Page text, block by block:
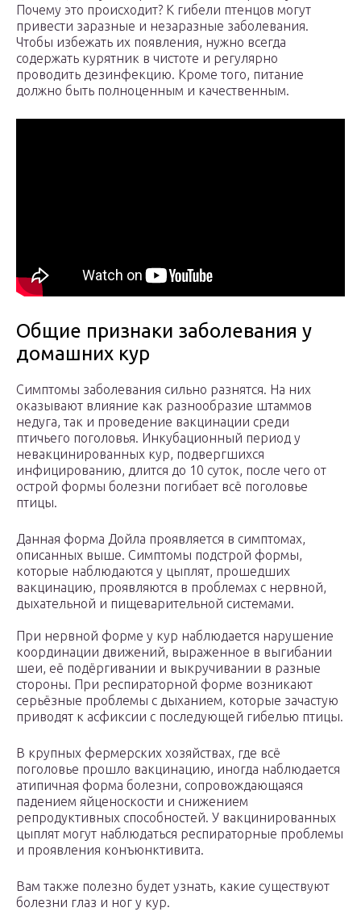
Почему это происходит? К гибели птенцов могут
привести заразные и незаразные заболевания.
Чтобы избежать их появления, нужно всегда
содержать курятник в чистоте и регулярно
проводить дезинфекцию. Кроме того, питание
должно быть полноценным и качественным.
Общие признаки заболевания у
домашних кур
Симптомы заболевания сильно разнятся. На них
оказывают влияние как разнообразие штаммов
недуга, так и проведение вакцинации среди
птичьего поголовья. Инкубационный период у
невакцинированных кур, подвергшихся
инфицированию, длится до 10 суток, после чего от
острой формы болезни погибает всё поголовье
птицы.
Данная форма Дойла проявляется в симптомах,
описанных выше. Симптомы подстрой формы,
которые наблюдаются у цыплят, прошедших
вакцинацию, проявляются в проблемах с нервной,
дыхательной и пищеварительной системами.
При нервной форме у кур наблюдается нарушение
координации движений, выраженное в выгибании
шеи, её подёргивании и выкручивании в разные
стороны. При респираторной форме возникают
серьёзные проблемы с дыханием, которые зачастую
приводят к асфиксии с последующей гибелью птицы.
В крупных фермерских хозяйствах, где всё
поголовье прошло вакцинацию, иногда наблюдается
атипичная форма болезни, сопровождающаяся
падением яйценоскости и снижением
репродуктивных способностей. У вакцинированных
цыплят могут наблюдаться респираторные проблемы
и проявления конъюнктивита.
Вам также полезно будет узнать, какие существуют
болезни глаз и ног у кур.